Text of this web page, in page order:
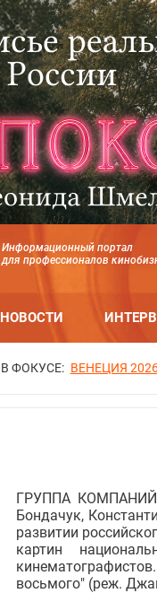
Информационный портал
для профессионалов
НОВОСТИ
В ФОКУСЕ: ВЕНЕЦИЯ
ГРУППА КОМПАНИЙ
Бондачук,
развитии
картин
восьмого" (реж.